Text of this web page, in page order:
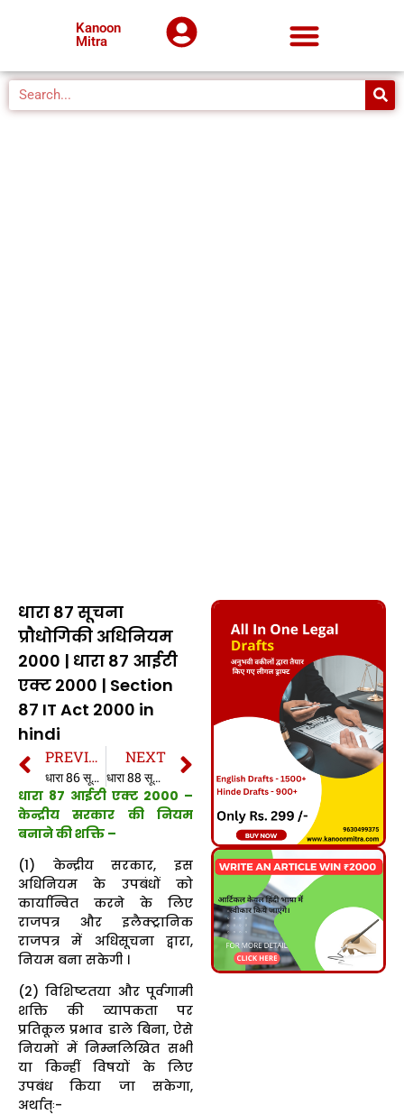
Kanoon
Mitra
धारा 87 सूचना
प्रौधोगिकी अधिनियम
2000 | धारा 87 आईटी
एक्ट 2000 | Section
87 IT Act 2000 in
hindi
PREVIOUS
धारा 86 सूचना प्रौधोगिकी अधिनियम 2000 | धारा 86 आईटी एक्ट 2000 | Section 86 IT Act 2000 in hindi
NEXT
धारा 88 सूचना प्रौधोगिकी अधिनियम 2000 | धारा 88 आईटी एक्ट 2000 | Section 88 IT Act 2000 in hindi
धारा 87 आईटी एक्ट 2000 –
केन्द्रीय सरकार की नियम
बनाने की शक्ति –
(1) केन्द्रीय सरकार, इस
अधिनियम के उपबंधों को
कार्यान्वित करने के लिए
राजपत्र और इलैक्ट्रानिक
राजपत्र में अधिसूचना द्वारा,
नियम बना सकेगी ।
(2) विशिष्टतया और पूर्वगामी
शक्ति की व्यापकता पर
प्रतिकूल प्रभाव डाले बिना, ऐसे
नियमों में निम्नलिखित सभी
या किन्हीं विषयों के लिए
उपबंध किया जा सकेगा,
अर्थात्ः-